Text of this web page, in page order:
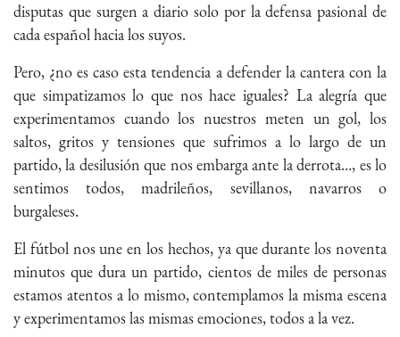
disputas que surgen a diario solo por la defensa pasional de
cada español hacia los suyos.
Pero, ¿no es caso esta tendencia a defender la cantera con la
que simpatizamos lo que nos hace iguales? La alegría que
experimentamos cuando los nuestros meten un gol, los
saltos, gritos y tensiones que sufrimos a lo largo de un
partido, la desilusión que nos embarga ante la derrota…, es lo
sentimos todos, madrileños, sevillanos, navarros o
burgaleses.
El fútbol nos une en los hechos, ya que durante los noventa
minutos que dura un partido, cientos de miles de personas
estamos atentos a lo mismo, contemplamos la misma escena
y experimentamos las mismas emociones, todos a la vez.